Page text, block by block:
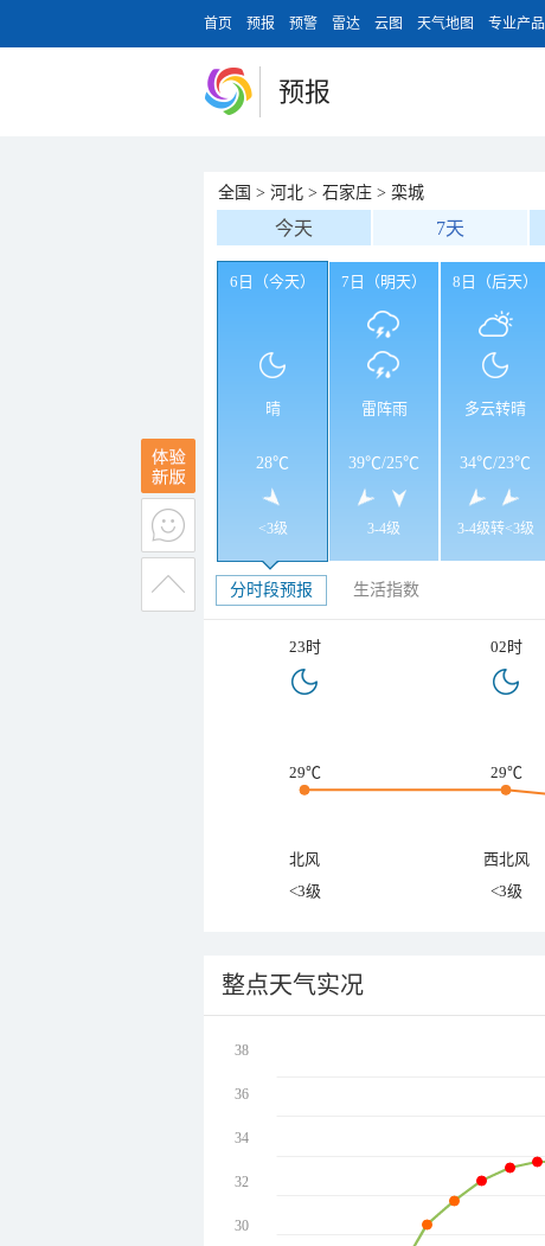
首页 预报 预警 雷达 云图 天气地图 专业产品
预报
全国 > 河北 > 石家庄 > 栾城
今天 7天
6日（今天）
晴
28℃
<3级
7日（明天）
雷阵雨
39℃/25℃
3-4级
8日（后天）
多云转晴
34℃/23℃
3-4级转<3级
分时段预报 生活指数
23时 02时
29℃
29℃
北风 西北风
<3级
<3级
整点天气实况
38
36
34
32
30